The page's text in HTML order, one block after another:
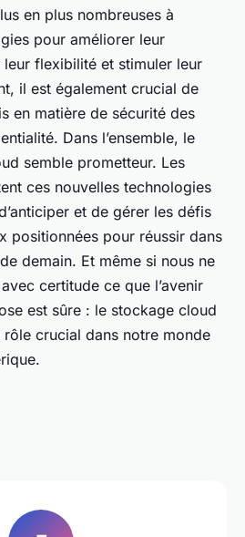
en plus nombreuses à
pour améliorer leur
flexibilité et stimuler leur
il est également crucial de
en matière de sécurité des
Dans l’ensemble, le
semble prometteur. Les
ces nouvelles technologies
et de gérer les défis
positionnées pour réussir dans
demain. Et même si nous ne
certitude ce que l’avenir
est sûre : le stockage cloud
crucial dans notre monde